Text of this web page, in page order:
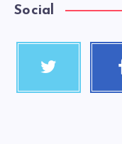
Social